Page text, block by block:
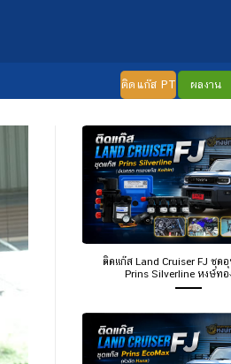
ติดแก๊ส PT ผลงาน
ติดแก๊ส Land Cruiser FJ ชุด
Prins Silverline หงษ์ทอ